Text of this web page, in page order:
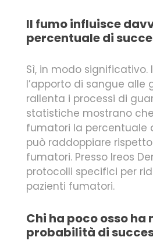
Il fumo influisce
percentuale di
Sì, in modo significativo.
l’apporto di sangue alle
rallenta i processi di
statistiche mostrano
fumatori la percentuale
può raddoppiare
fumatori. Presso Ireos
protocolli specifici per
pazienti fumatori.
Chi ha poco osso ha
probabilità di